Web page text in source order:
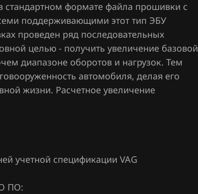
формате файла прошивки с
поддерживающими этот тип ЭБУ
проведен ряд последовательных
целью - получить увеличение базовой
диапазоне оборотов и нагрузок. Тем
автомобиля, делая его
жизни. Расчетное увеличение
учетной спецификации VAG
ПО: